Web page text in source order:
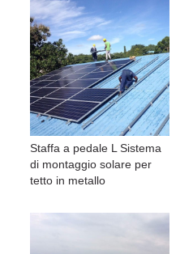
Staffa a pedale L Sistema
di montaggio solare per
tetto in metallo